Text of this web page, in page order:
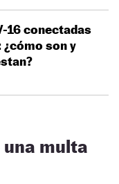
16 conectadas
¿cómo son y
una multa